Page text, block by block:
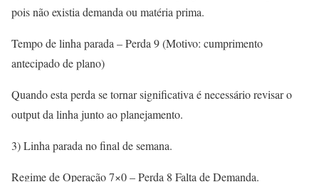
pois não existia demanda ou matéria prima.
Tempo de linha parada – Perda 9 (Motivo: cumprimento
antecipado de plano)
Quando esta perda se tornar significativa é necessário revisar o
output da linha junto ao planejamento.
3) Linha parada no final de semana.
Regime de Operação 7×0 – Perda 8 Falta de Demanda.